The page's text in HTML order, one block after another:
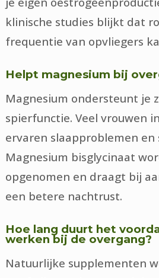
klinische studies blijkt dat
frequentie van opvliegers
Helpt magnesium bij
Magnesium ondersteunt je
spierfunctie. Veel vrouwen
ervaren slaapproblemen en
Magnesium bisglycinaat
opgenomen en draagt bij
een betere nachtrust.
Hoe lang duurt het
werken bij de overgang?
Natuurlijke supplementen